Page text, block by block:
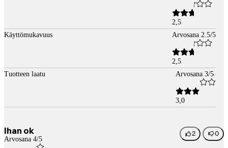
2,5
Käyttömukavuus
Arvosana 2.5/5
2,5
Tuotteen laatu
Arvosana 3/5
3,0
Ihan ok
Arvosana 4/5
2 0